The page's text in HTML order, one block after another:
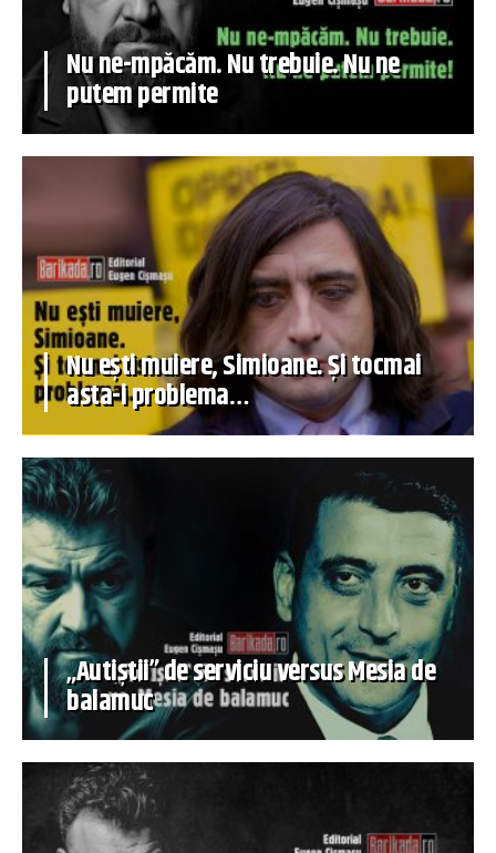
Nu ne-mpăcăm. Nu trebuie. Nu ne
putem permite
Nu ești muiere, Simioane. Și tocmai
asta-i problema…
„Autiștii” de serviciu versus Mesia de
balamuc